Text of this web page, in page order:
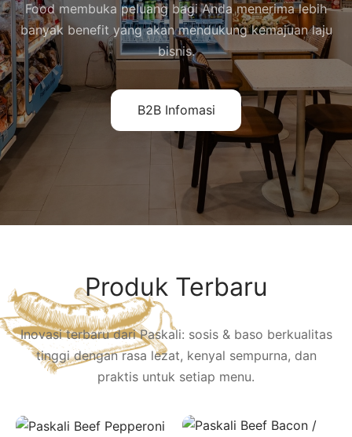
Food membuka peluang bagi Anda menerima lebih
banyak benefit yang akan mendukung kemajuan laju
bisnis.
B2B Infomasi
Produk Terbaru
Inovasi terbaru dari Paskali: sosis & baso berkualitas
tinggi dengan rasa lezat, kenyal sempurna, dan
praktis untuk setiap menu.